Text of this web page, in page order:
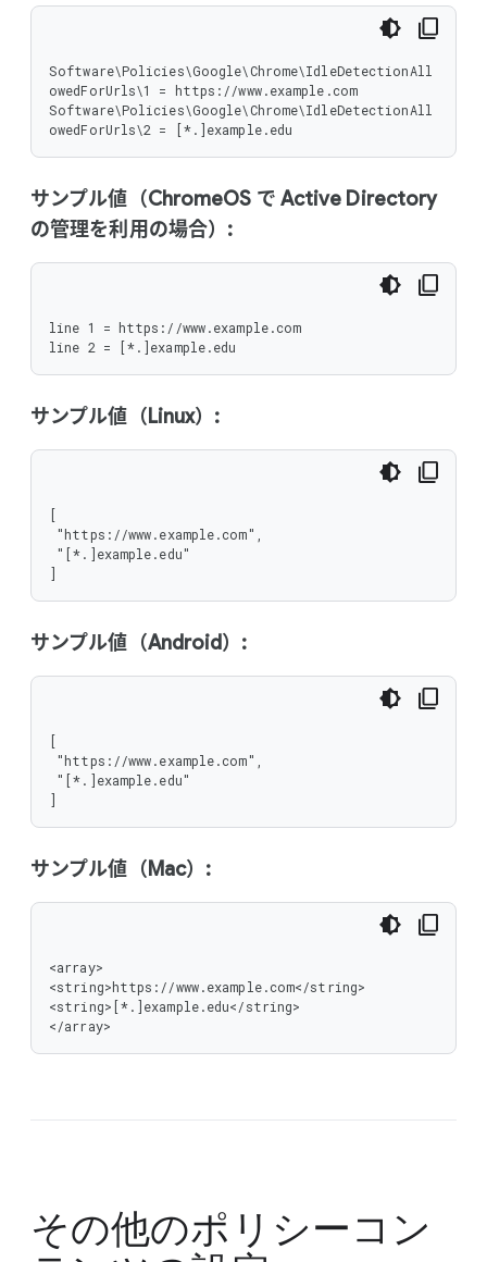
Software\Policies\Google\Chrome\IdleDetectionAll
owedForUrls\1 = https://www.example.com
Software\Policies\Google\Chrome\IdleDetectionAll
owedForUrls\2 = [*.]example.edu
サンプル値（ChromeOS で Active Directory
の管理を利用の場合）:
line 1 = https://www.example.com
line 2 = [*.]example.edu
サンプル値（Linux）:
[
]
サンプル値（Android）:
[
]
サンプル値（Mac）:
<array>
<string>https://www.example.com</string>
<string>[*.]example.edu</string>
</array>
その他のポリシーコン